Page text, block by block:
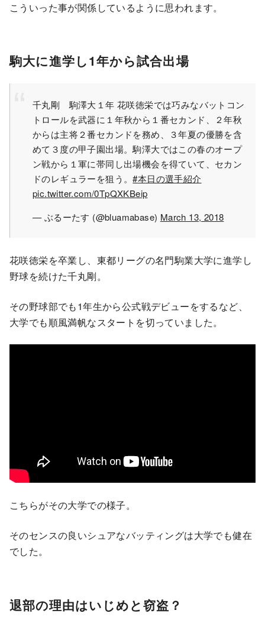
こういった事が関係しているように思われます。
駒大に進学し1年から試合出場
千丸剛 駒澤大１年 花咲徳栄では巧みなバットコン
トロールを武器に１年秋から１番セカンド、２年秋
からは主将２番セカンドを務め、３年夏の優勝を含
めて３度の甲子園出場。駒澤大ではこの春のオープ
ン戦から１軍に帯同し出場機会を得ていて、セカン
ドのレギュラーを狙う。#本日の選手紹介
pic.twitter.com/0TpQXKBeip
— ぶるーたす (@bluamabase) March 13, 2018
花咲徳栄を卒業し、東都リーグの名門駒業大学に進学し
野球を続けた千丸剛。
その野球部でも1年生から公式戦デビューをするなど、
大学でも順風満帆なスタートを切っていました。
こちらがその大学での様子。
そのセンスの良いシュアなバッティングは大学でも健在
でした。
退部の理由はいじめと窃盗？